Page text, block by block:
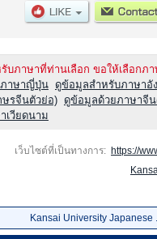
ค้นหาข้อมูลตามอัธยาศัย นอกจากนั้น
ทยาลัย,บัณฑิตวิทยาลัย,วิทยาลัยระดั
บภาษาที่ท่านเลือก ขอให้เลือกภ
าษาญี่ปุ่น
ดูข้อมูลสำหรับภาษาอั
รจีนตัวย่อ)
ดูข้อมูลด้วยภาษาจี
เวียดนาม
เว็บไซต์ที่เป็นทางการ: https://
Kansai University Japanese